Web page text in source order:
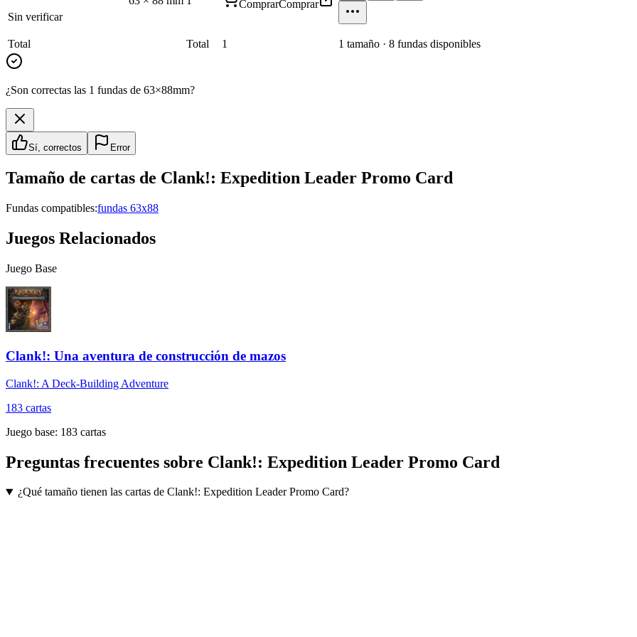
Sin verificar
ComprarComprar
Total Total 1 1 tamaño · 8 fundas disponibles
¿Son correctas las 1 fundas de 63×88mm?
Sí, correctos Error
Tamaño de cartas de Clank!: Expedition Leader Promo Card
Fundas compatibles:fundas 63x88
Juegos Relacionados
Juego Base
Clank!: Una aventura de construcción de mazos
Clank!: A Deck-Building Adventure
183 cartas
Juego base: 183 cartas
Preguntas frecuentes sobre Clank!: Expedition Leader Promo Card
¿Qué tamaño tienen las cartas de Clank!: Expedition Leader Promo Card?